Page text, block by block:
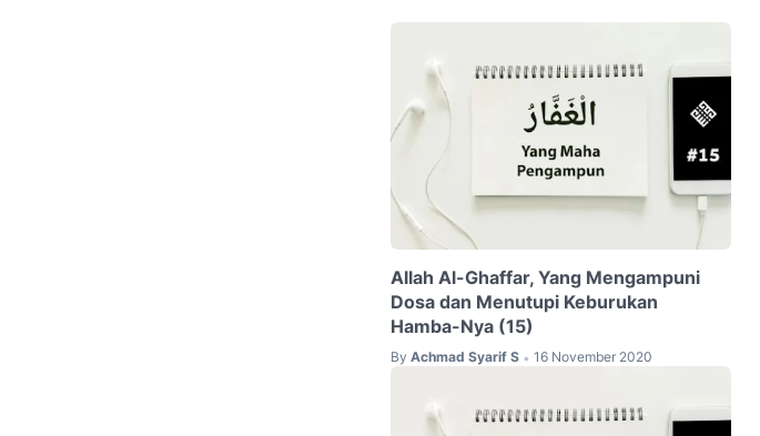
Allah Al-Ghaffar, Yang Mengampuni
Dosa dan Menutupi Keburukan
Hamba-Nya (15)
By Achmad Syarif S • 16 November 2020